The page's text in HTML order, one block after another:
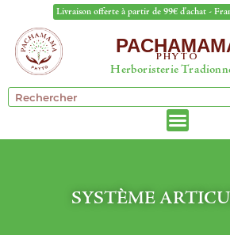
Livraison offerte à partir de 99€ d'achat -
PHYTO
Herboristerie
SYSTÈME